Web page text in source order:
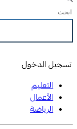
تسجيل الدخول
التعليم
الأعمال
الرياضة